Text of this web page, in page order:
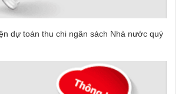
dự toán thu chi ngân sách Nhà nước quý